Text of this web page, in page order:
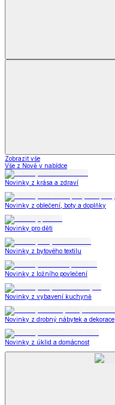
Zobrazit vše
Vše z Nově v nabídce
Novinky z krása a zdraví
Novinky z oblečení, boty a doplňky
Novinky pro děti
Novinky z bytového textilu
Novinky z ložního povlečení
Novinky z vybavení kuchyně
Novinky z drobný nábytek a dekorace
Novinky z úklid a domácnost